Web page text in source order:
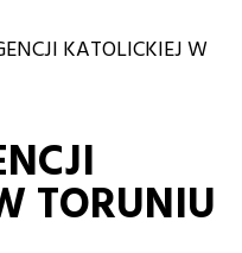
KATOLICKIEJ W
TORUNIU